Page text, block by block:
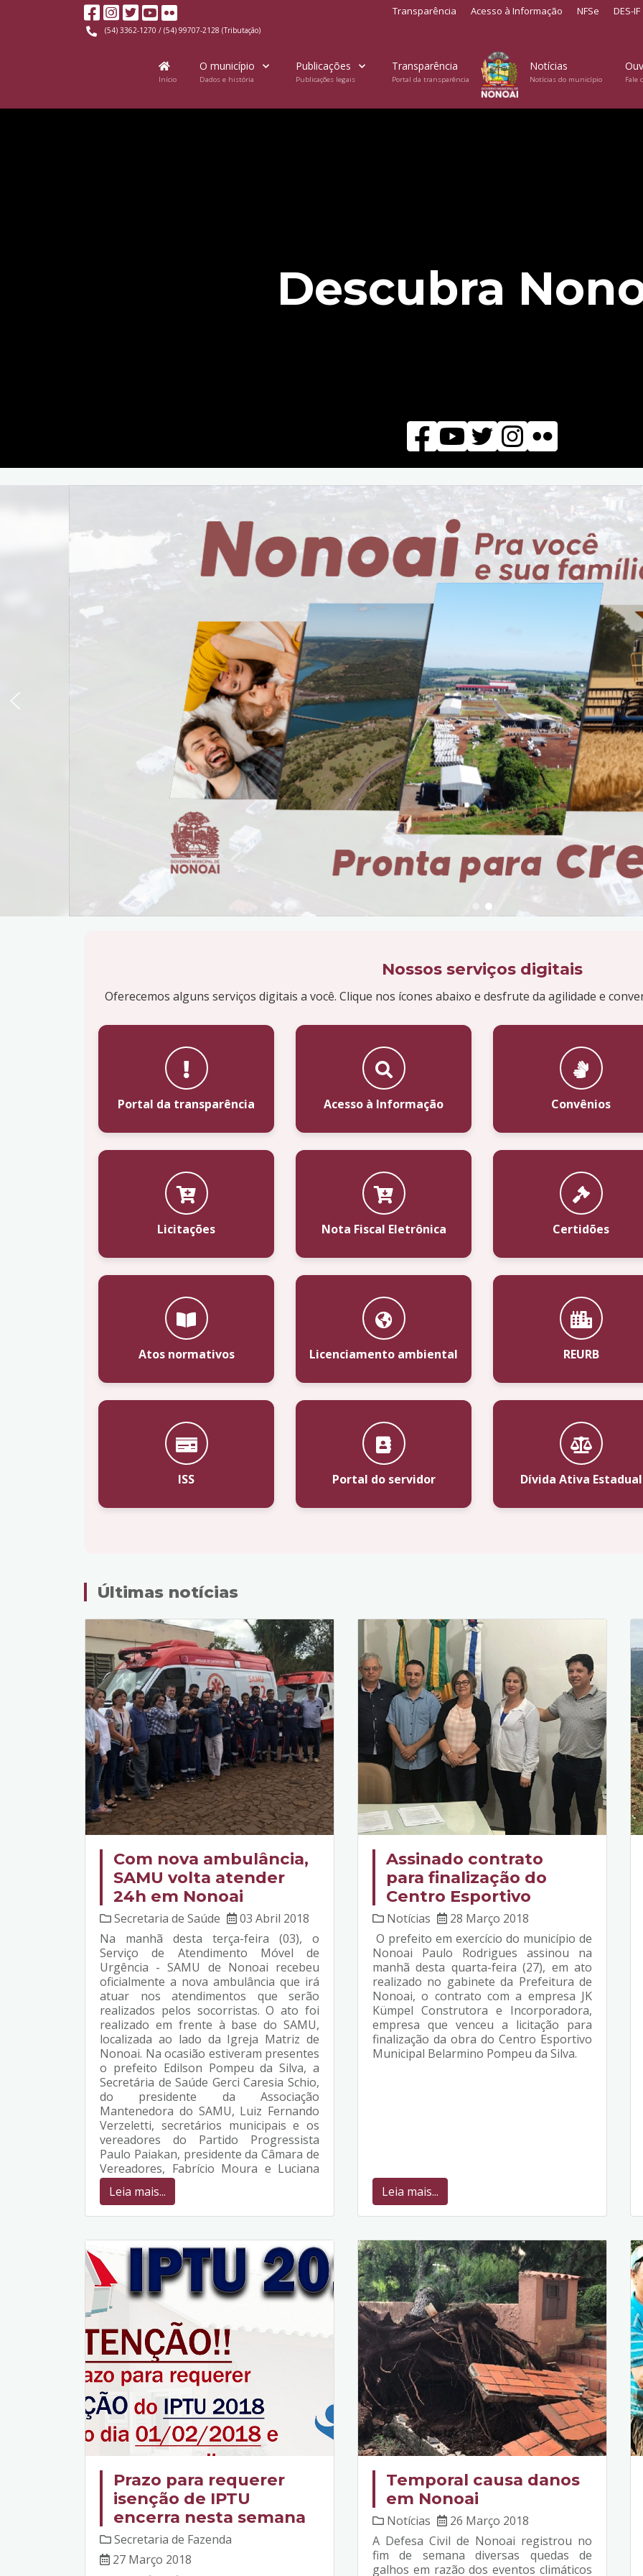
(54) 3362-1270 / (54) 99707-2128 (Tributação)
Transparência Acesso à Informação NFSe DES-IF
Início
O município
Dados e história
Publicações
Publicações legais
Transparência
Portal da transparência
Notícias
Notícias do município Fale
Descubra
Nossos serviços digitais
Oferecemos alguns serviços digitais a você. Clique nos ícones abaixo e desfrute da agilidade e
Portal da transparência Acesso à Informação Convênios
Licitações Nota Fiscal Eletrônica Certidões
Atos normativos Licenciamento ambiental REURB
ISS Portal do servidor Dívida Ativa Estadual
Últimas notícias
Com nova ambulância,
SAMU volta atender
24h em Nonoai
Secretaria de Saúde
03 Abril 2018
Na manhã desta terça-feira (03), o
Serviço de Atendimento Móvel de
Urgência - SAMU de Nonoai recebeu
oficialmente a nova ambulância que irá
atuar nos atendimentos que serão
realizados pelos socorristas. O ato foi
realizado em frente à base do SAMU,
localizada ao lado da Igreja Matriz de
Nonoai. Na ocasião estiveram presentes
o prefeito Edilson Pompeu da Silva, a
Secretária de Saúde Gerci Caresia Schio,
do presidente da Associação
Mantenedora do SAMU, Luiz Fernando
Verzeletti, secretários municipais e os
vereadores do Partido Progressista
Paulo Paiakan, presidente da Câmara de
Vereadores, Fabrício Moura e Luciana
Zanovello.
Leia mais...
Assinado contrato
para finalização do
Centro Esportivo
Notícias
28 Março 2018
O prefeito em exercício do município de
Nonoai Paulo Rodrigues assinou na
manhã desta quarta-feira (27), em ato
realizado no gabinete da Prefeitura de
Nonoai, o contrato com a empresa JK
Kümpel Construtora e Incorporadora,
empresa que venceu a licitação para
finalização da obra do Centro Esportivo
Municipal Belarmino Pompeu da Silva.
Leia mais...
Prazo para requerer
isenção de IPTU
encerra nesta semana
Secretaria de Fazenda
27 Março 2018
Temporal causa danos
em Nonoai
Notícias
26 Março 2018
A Defesa Civil de Nonoai registrou no
fim de semana diversas quedas de
galhos em razão dos eventos climáticos